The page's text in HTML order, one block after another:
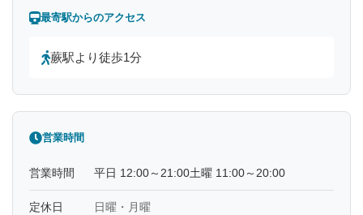
最寄駅からのアクセス
蕨駅より徒歩1分
営業時間
営業時間 平日 12:00～21:00土曜 11:00～20:00
定休日 日曜・月曜